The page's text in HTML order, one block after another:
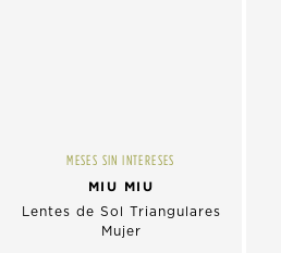
MESES SIN INTERESES
MIU MIU
Lentes de Sol Triangulares
Mujer